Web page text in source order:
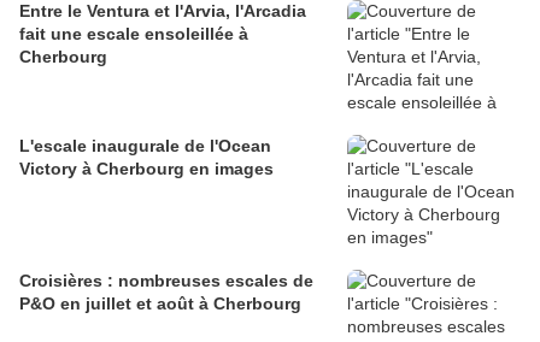
Entre le Ventura et l'Arvia, l'Arcadia
fait une escale ensoleillée à
Cherbourg
L'escale inaugurale de l'Ocean
Victory à Cherbourg en images
Croisières : nombreuses escales de
P&O en juillet et août à Cherbourg